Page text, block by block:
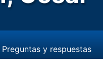
Preguntas y respuestas